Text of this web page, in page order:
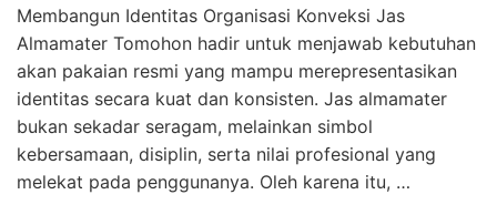
Membangun Identitas Organisasi Konveksi Jas
Almamater Tomohon hadir untuk menjawab kebutuhan
akan pakaian resmi yang mampu merepresentasikan
identitas secara kuat dan konsisten. Jas almamater
bukan sekadar seragam, melainkan simbol
kebersamaan, disiplin, serta nilai profesional yang
melekat pada penggunanya. Oleh karena itu, …